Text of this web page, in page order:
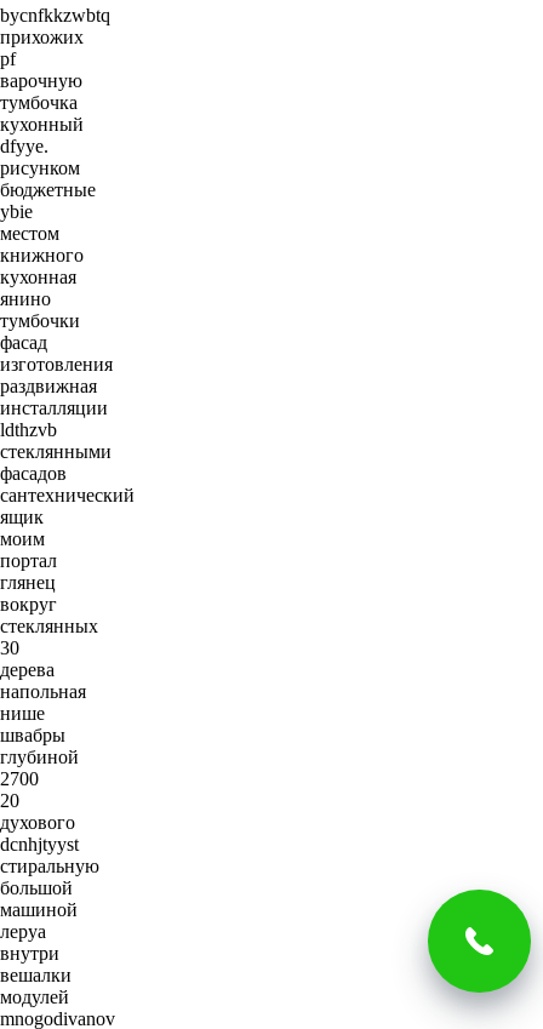
bycnfkkzwbtq
прихожих
pf
варочную
тумбочка
кухонный
dfyye.
рисунком
бюджетные
ybie
местом
книжного
кухонная
янино
тумбочки
фасад
изготовления
раздвижная
инсталляции
ldthzvb
стеклянными
фасадов
сантехнический
ящик
моим
портал
глянец
вокруг
стеклянных
30
дерева
напольная
нише
швабры
глубиной
2700
20
духового
dcnhjtyyst
стиральную
большой
машиной
леруа
внутри
вешалки
модулей
mnogodivanov